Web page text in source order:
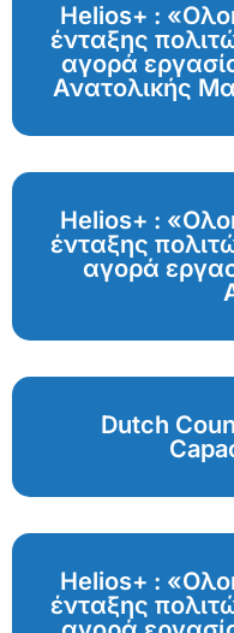
Helios+ :
ένταξης
αγορά
Ανατολικής
Helios+ :
ένταξης
αγορά
Dutch
Helios+ :
ένταξης